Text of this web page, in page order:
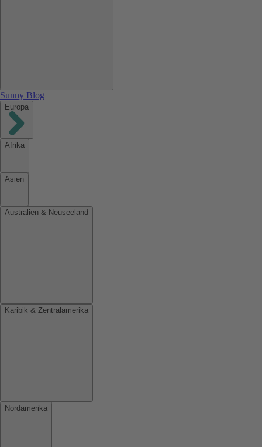
Sunny Blog
Europa
Afrika
Asien
Australien & Neuseeland
Karibik & Zentralamerika
Nordamerika